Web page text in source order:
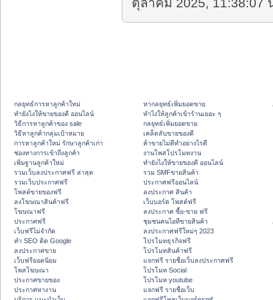
ตุลาคม 2025, 11:38:07
กลยุทธ์การหาลูกค้าใหม่
ทํายังไงให้ขายของดี ออนไลน์
วิธีการหาลูกค้าของ sale
วิธีหาลูกค้ากลุ่มเป้าหมาย
การหาลูกค้าใหม่ รักษาลูกค้าเก่า
ช่องทางการเข้าถึงลูกค้า
เพิ่มฐานลูกค้าใหม่
รวมเว็บลงประกาศฟรี ล่าสุด
รวมเว็บประกาศฟรี
โพสต์ขายของฟรี
ลงโฆษณาสินค้าฟรี
โฆษณาฟรี
ประกาศฟรี
เว็บฟรีไม่จำกัด
ทำ SEO ติด Google
ลงประกาศขาย
เว็บฟรียอดนิยม
โพสโฆษณา
ประกาศขายของ
ประกาศหางาน
หากลยุทธ์เพิ่มยอดขาย
ทําไงให้ลูกค้าเข้าร้านเยอะ ๆ
กลยุทธ์เพิ่มยอดขาย
เคล็ดลับขายของดี
ค้าขายไม่ดีทำอย่างไรดี
งานโพสโปรโมทงาน
ทํายังไงให้ขายของดี ออนไลน์
รวม SMFขายสินค้า
ประกาศฟรีออนไลน์
ลงประกาศ สินค้า
เว็บบอร์ด โพสต์ฟรี
ลงประกาศ ซื้อ-ขาย ฟรี
ชุมชนคนไอทีขายสินค้า
ลงประกาศฟรีใหม่ๆ 2023
โปรโมทธุรกิจฟรี
โปรโมทสินค้าฟรี
แจกฟรี รายชื่อเว็บลงประกาศฟรี
โปรโมท Social
โปรโมท youtube
แจกฟรี รายชื่อเว็บ